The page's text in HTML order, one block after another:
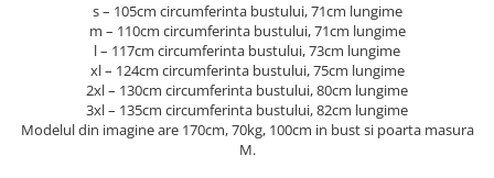
s – 105cm circumferinta bustului, 71cm lungime
m – 110cm circumferinta bustului, 71cm lungime
l – 117cm circumferinta bustului, 73cm lungime
xl – 124cm circumferinta bustului, 75cm lungime
2xl – 130cm circumferinta bustului, 80cm lungime
3xl – 135cm circumferinta bustului, 82cm lungime
Modelul din imagine are 170cm, 70kg, 100cm in bust si poarta masura
M.